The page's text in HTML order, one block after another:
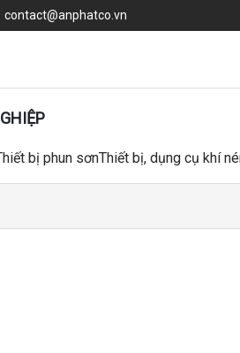
contact@anphatco.vn
bị phun sơnThiết bị, dụng cụ khí